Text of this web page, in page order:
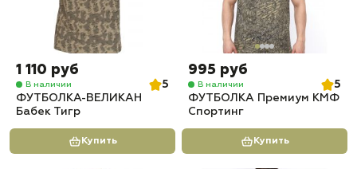
1 110 руб
В наличии
5
ФУТБОЛКА-ВЕЛИКАН
Бабек Тигр
Купить
995 руб
В наличии
5
ФУТБОЛКА Премиум КМФ
Спортинг
Купить